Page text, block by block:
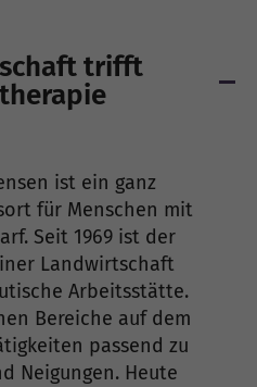
trifft
ist ein ganz
für Menschen mit
Seit 1969 ist der
Landwirtschaft
Arbeitsstätte.
Bereiche auf dem
passend zu
Neigungen. Heute